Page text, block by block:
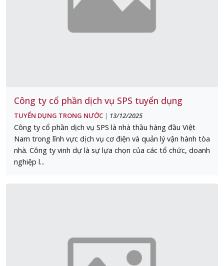
Công ty cổ phần dịch vụ SPS tuyển dụng
TUYỂN DỤNG TRONG NƯỚC | 13/12/2025
Công ty cổ phần dịch vụ SPS là nhà thầu hàng đầu Việt
Nam trong lĩnh vực dịch vụ cơ điện và quản lý vận hành tòa
nhà. Công ty vinh dự là sự lựa chọn của các tổ chức, doanh
nghiệp l...